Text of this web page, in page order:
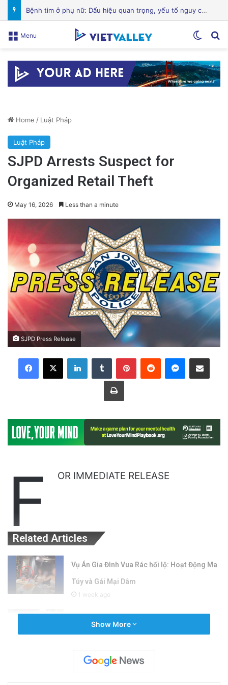
Hành Trình Trở Về: Thi Thể ‘Giày Xanh’ Sau 30 Năm Trên Đỉnh Everest
Menu
Home / Luật Pháp
Luật Pháp
SJPD Arrests Suspect for
Organized Retail Theft
May 16, 2026 Less than a minute
SJPD Press Release
LinkedInTumblr PinterestReddit Messenger
Share via Email
Print
F OR IMMEDIATE RELEASE
Related Articles
Vụ Án Gia Đình Vua Rác hối lộ: Hoạt Động Ma
Túy và Gái Mại Dâm
1 week ago
súng tại tiệc pop-up gần Morgan Hill
2 weeks ago
Show More